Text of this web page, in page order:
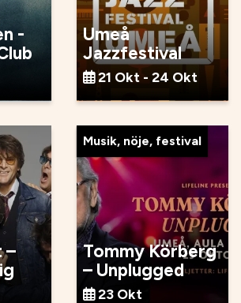
-
Umeå
Jazzfestival
21 Okt - 24 Okt
–
Musik, nöje, festival
Tommy Körberg
– Unplugged
23 Okt